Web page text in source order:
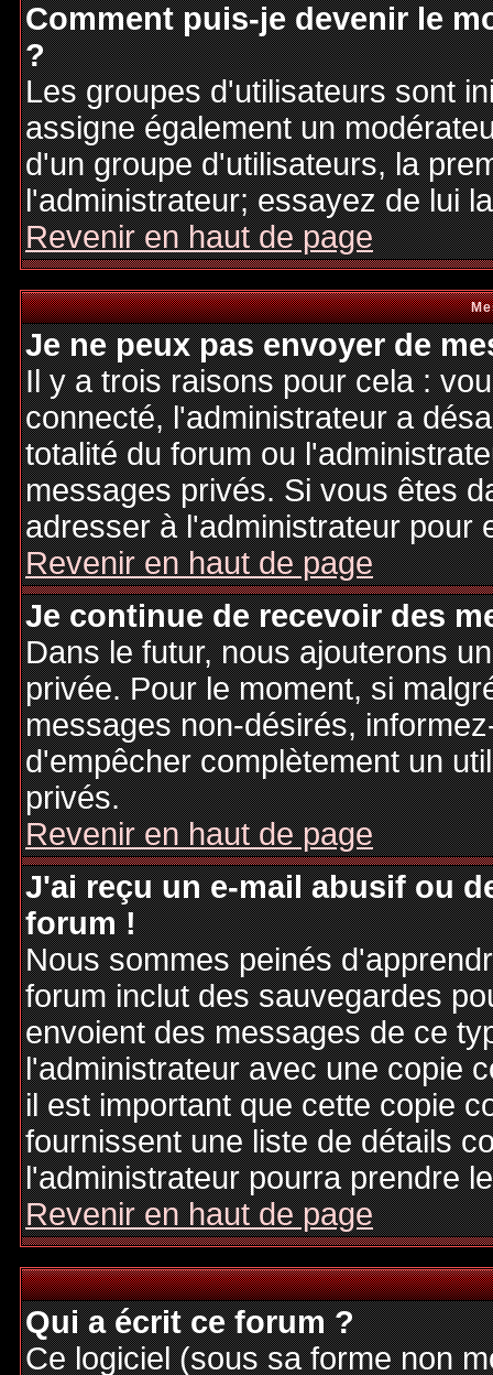
Comment puis-je devenir le
?
Les groupes d'utilisateurs sont
assigne également un
d'un groupe d'utilisateurs, la
l'administrateur; essayez de lui
Revenir en haut de page
Je ne peux pas envoyer de
Il y a trois raisons pour cela :
connecté, l'administrateur a
totalité du forum ou
messages privés. Si vous êtes
adresser à l'administrateur pour
Revenir en haut de page
Je continue de recevoir des
Dans le futur, nous ajouterons
privée. Pour le moment, si
messages non-désirés,
d'empêcher complètement un
privés.
Revenir en haut de page
J'ai reçu un e-mail abusif ou
forum !
Nous sommes peinés
forum inclut des sauvegardes
envoient des messages de ce
l'administrateur avec une copie
il est important que cette copie
fournissent une liste de détails
l'administrateur pourra prendre
Revenir en haut de page
Qui a écrit ce forum ?
Ce logiciel (sous sa forme non